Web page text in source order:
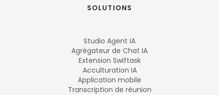
SOLUTIONS
Studio Agent IA
Agrégateur de Chat IA
Extension Swiftask
Acculturation IA
Application mobile
Transcription de réunion